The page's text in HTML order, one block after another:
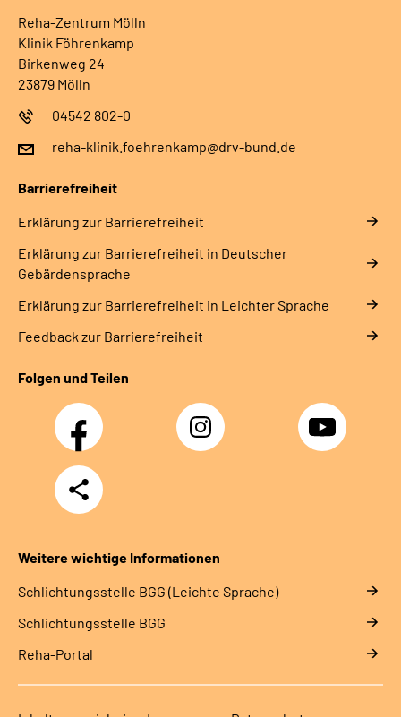
Reha-Zentrum Mölln
Klinik Föhrenkamp
Birkenweg 24
23879 Mölln
04542 802-0
reha-klinik.foehrenkamp@drv-bund.de
Barrierefreiheit
Erklärung zur Barrierefreiheit
Erklärung zur Barrierefreiheit in Deutscher
Gebärdensprache
Erklärung zur Barrierefreiheit in Leichter Sprache
Feedback zur Barrierefreiheit
Folgen und Teilen
Facebook Instagram YouTube
Teilen
Weitere wichtige Informationen
Schlich­tungs­stel­le BGG (Leichte Sprache)
Schlich­tungs­stel­le BGG
Reha-Portal